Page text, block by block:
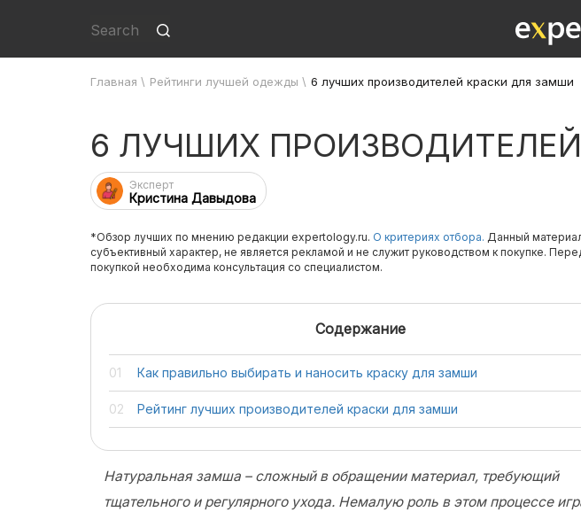
Главная \ Рейтинги лучшей одежды \ 6 лучших производителей краски для замши
6 ЛУЧШИХ
Эксперт
Кристина Давыдова
*Обзор лучших по мнению редакции expertology.ru. О критериях отбора. Данный
субъективный характер, не является рекламой и не служит руководством к покупке.
покупкой необходима консультация со специалистом.
Содержание
Как правильно выбирать и наносить краску для замши
Рейтинг лучших производителей краски для замши
Натуральная замша – сложный в обращении материал, требующий
тщательного и регулярного ухода. Немалую роль в этом процессе